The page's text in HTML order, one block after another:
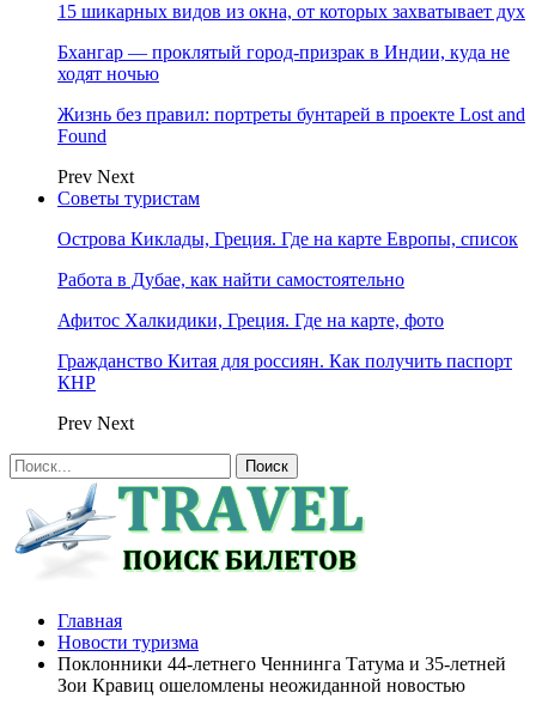
15 шикарных видов из окна, от которых захватывает дух
Бхангар — проклятый город-призрак в Индии, куда не
ходят ночью
Жизнь без правил: портреты бунтарей в проекте Lost and
Found
Prev Next
Советы туристам
Острова Киклады, Греция. Где на карте Европы, список
Работа в Дубае, как найти самостоятельно
Афитос Халкидики, Греция. Где на карте, фото
Гражданство Китая для россиян. Как получить паспорт
КНР
Prev Next
Главная
Новости туризма
Поклонники 44-летнего Ченнинга Татума и 35-летней
Зои Кравиц ошеломлены неожиданной новостью